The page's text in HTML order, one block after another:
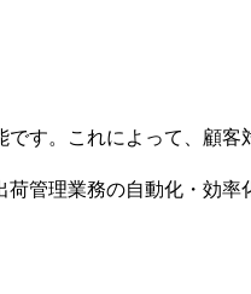
す。これによって、顧客
管理業務の自動化・効率